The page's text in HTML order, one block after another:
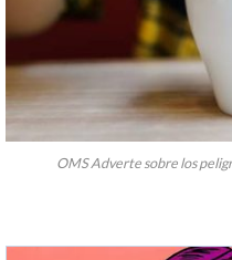
OMS Adverte sobre los